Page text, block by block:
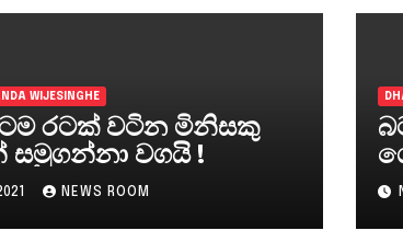
WIJESINGHE
රටක් වටින මිනිසකු
සමුගන්නා වගයි !
NEWS ROOM